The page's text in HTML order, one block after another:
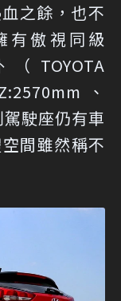
之餘，也不
有傲視同級
TOYOTA
、
駛座仍有車
間雖然稱不